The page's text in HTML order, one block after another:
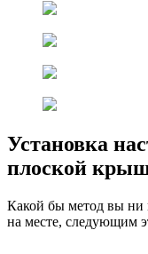
Установка
плоской
Какой бы метод вы ни
на месте, следующим